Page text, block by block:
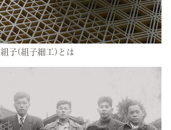
組子(組子細工)とは